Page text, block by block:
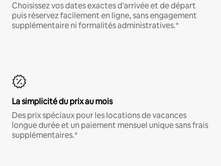
Choisissez vos dates exactes d'arrivée et de départ
puis réservez facilement en ligne, sans engagement
supplémentaire ni formalités administratives.*
La simplicité du prix au mois
Des prix spéciaux pour les locations de vacances
longue durée et un paiement mensuel unique sans frais
supplémentaires.*